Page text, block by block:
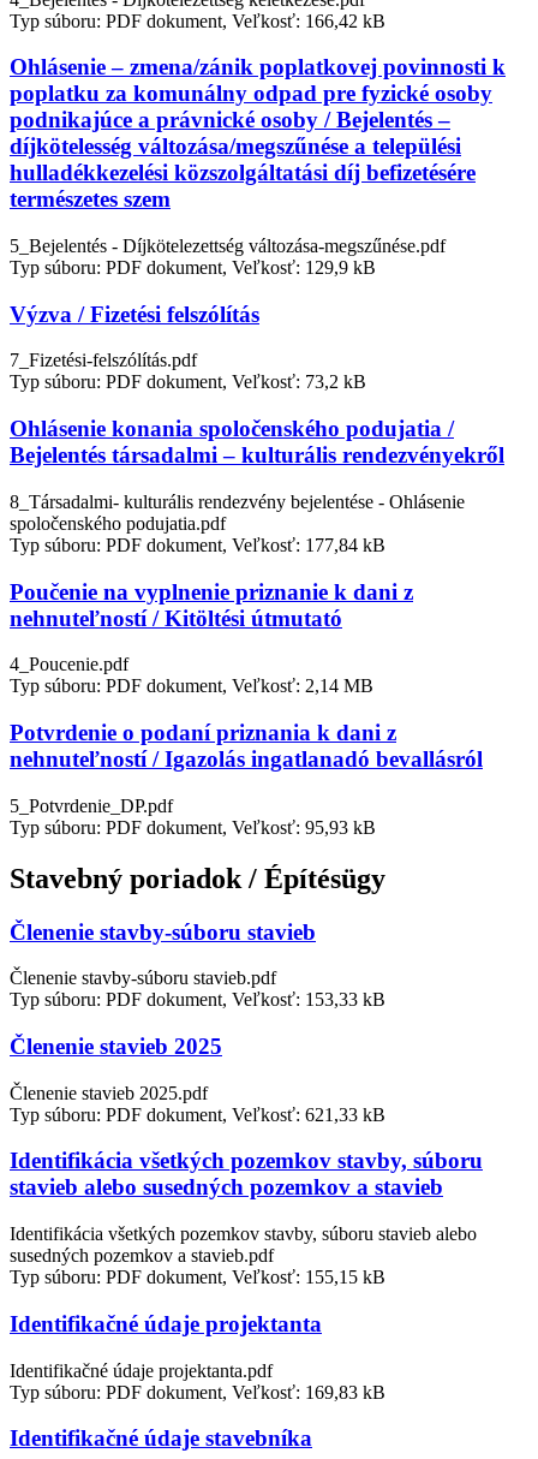
Typ súboru: PDF dokument, Veľkosť: 166,42 kB
Ohlásenie – zmena/zánik poplatkovej povinnosti k
poplatku za komunálny odpad pre fyzické osoby
podnikajúce a právnické osoby / Bejelentés –
díjkötelesség változása/megszűnése a települési
hulladékkezelési közszolgáltatási díj befizetésére
természetes szem
5_Bejelentés - Díjkötelezettség változása-megszűnése.pdf
Typ súboru: PDF dokument, Veľkosť: 129,9 kB
Výzva / Fizetési felszólítás
7_Fizetési-felszólítás.pdf
Typ súboru: PDF dokument, Veľkosť: 73,2 kB
Ohlásenie konania spoločenského podujatia /
Bejelentés társadalmi – kulturális rendezvényekről
8_Társadalmi- kulturális rendezvény bejelentése - Ohlásenie
spoločenského podujatia.pdf
Typ súboru: PDF dokument, Veľkosť: 177,84 kB
Poučenie na vyplnenie priznanie k dani z
nehnuteľností / Kitöltési útmutató
4_Poucenie.pdf
Typ súboru: PDF dokument, Veľkosť: 2,14 MB
Potvrdenie o podaní priznania k dani z
nehnuteľností / Igazolás ingatlanadó bevallásról
5_Potvrdenie_DP.pdf
Typ súboru: PDF dokument, Veľkosť: 95,93 kB
Stavebný poriadok / Építésügy
Členenie stavby-súboru stavieb
Členenie stavby-súboru stavieb.pdf
Typ súboru: PDF dokument, Veľkosť: 153,33 kB
Členenie stavieb 2025
Členenie stavieb 2025.pdf
Typ súboru: PDF dokument, Veľkosť: 621,33 kB
Identifikácia všetkých pozemkov stavby, súboru
stavieb alebo susedných pozemkov a stavieb
Identifikácia všetkých pozemkov stavby, súboru stavieb alebo
susedných pozemkov a stavieb.pdf
Typ súboru: PDF dokument, Veľkosť: 155,15 kB
Identifikačné údaje projektanta
Identifikačné údaje projektanta.pdf
Typ súboru: PDF dokument, Veľkosť: 169,83 kB
Identifikačné údaje stavebníka